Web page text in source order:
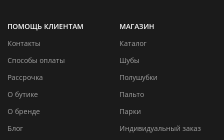
ПОМОЩЬ КЛИЕНТАМ
Контакты
Способы оплаты
Рассрочка
О бутике
О бренде
Блог
МАГАЗИН
Каталог
Шубы
Полушубки
Пальто
Парки
Индивидуальный заказ